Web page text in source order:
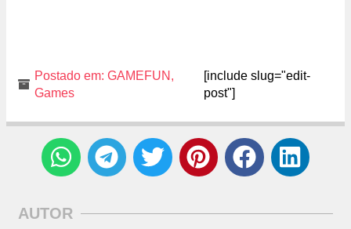
Postado em: GAMEFUN ,
Games
[include slug="edit-
post"]
AUTOR